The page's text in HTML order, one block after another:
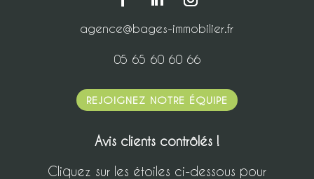
agence@bages-immobilier.fr
05 65 60 60 66
REJOIGNEZ NOTRE ÉQUIPE
Avis clients contrôlés !
Cliquez sur les étoiles ci-dessous pour